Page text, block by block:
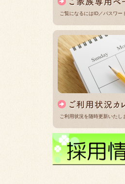
ご覧になるにはID／パスワー
ご利用状況を随時更新いたし